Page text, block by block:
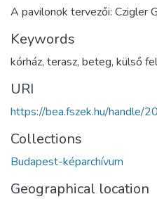
A pavilonok tervezői: Czigler
Keywords
kórház, terasz, beteg, külső
URI
https://bea.fszek.hu/handle/
Collections
Budapest-képarchívum
Geographical location